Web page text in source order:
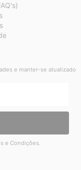
e manter-se atualizado
e Condições.